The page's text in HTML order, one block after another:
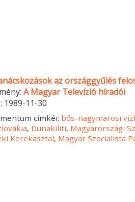
az országgyűlés
A Magyar Televízió híradói
1989-11-30
címkéi: bős-nagymarosi
, Dunakiliti, Magyarországi
Kerekasztal, Magyar Szocialista